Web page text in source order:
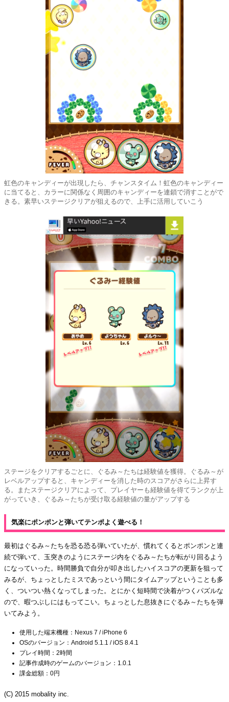
虹色のキャンディーが出現したら、チャンスタイム！虹色のキャンディー
に当てると、カラーに関係なく周囲のキャンディーを連鎖で消すことがで
きる。素早いステージクリアが狙えるので、上手に活用していこう
ステージをクリアするごとに、ぐるみ～たちは経験値を獲得。ぐるみ～が
レベルアップすると、キャンディーを消した時のスコアがさらに上昇す
る。またステージクリアによって、プレイヤーも経験値を得てランクが上
がっていき、ぐるみ～たちが受け取る経験値の量がアップする
気楽にポンポンと弾いてテンポよく遊べる！
最初はぐるみ～たちを恐る恐る弾いていたが、慣れてくるとポンポンと連
続で弾いて、玉突きのようにステージ内をぐるみ～たちが転がり回るよう
になっていった。時間勝負で自分が叩き出したハイスコアの更新を狙って
みるが、ちょっとしたミスであっという間にタイムアップということも多
く、ついつい熱くなってしまった。とにかく短時間で決着がつくパズルな
ので、暇つぶしにはもってこい。ちょっとした息抜きにぐるみ～たちを弾
いてみよう。
使用した端末機種：Nexus 7 / iPhone 6
OSのバージョン：Android 5.1.1 / iOS 8.4.1
プレイ時間：2時間
記事作成時のゲームのバージョン：1.0.1
課金総額：0円
(C) 2015 mobality inc.